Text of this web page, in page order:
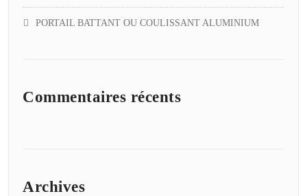
PORTAIL BATTANT OU COULISSANT ALUMINIUM
Commentaires récents
Archives